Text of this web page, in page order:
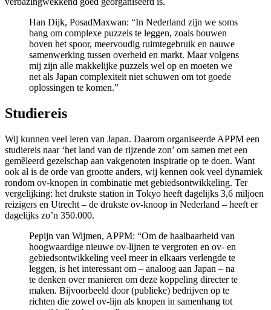
Han Dijk, PosadMaxwan: “In Nederland zijn we soms
bang om complexe puzzels te leggen, zoals bouwen
boven het spoor, meervoudig ruimtegebruik en nauwe
samenwerking tussen overheid en markt. Maar volgens
mij zijn alle makkelijke puzzels wel op en moeten we
net als Japan complexiteit niet schuwen om tot goede
oplossingen te komen.”
Studiereis
Wij kunnen veel leren van Japan. Daarom organiseerde APPM een
studiereis naar ‘het land van de rijzende zon’ om samen met een
gemêleerd gezelschap aan vakgenoten inspiratie op te doen. Want
ook al is de orde van grootte anders, wij kennen ook veel dynamiek
rondom ov-knopen in combinatie met gebiedsontwikkeling. Ter
vergelijking: het drukste station in Tokyo heeft dagelijks 3,6 miljoen
reizigers en Utrecht – de drukste ov-knoop in Nederland – heeft er
dagelijks zo’n 350.000.
Pepijn van Wijmen, APPM: “Om de haalbaarheid van
hoogwaardige nieuwe ov-lijnen te vergroten en ov- en
gebiedsontwikkeling veel meer in elkaars verlengde te
leggen, is het interessant om – analoog aan Japan – na
te denken over manieren om deze koppeling directer te
maken. Bijvoorbeeld door (publieke) bedrijven op te
richten die zowel ov-lijn als knopen in samenhang tot